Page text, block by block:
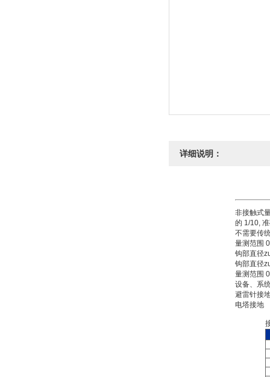
详细说明：
非接触式
的 1/10,
不需要传
量测范围
钩部直径
钩部直径
量测范围
设备、系
避雷针接
电塔接地